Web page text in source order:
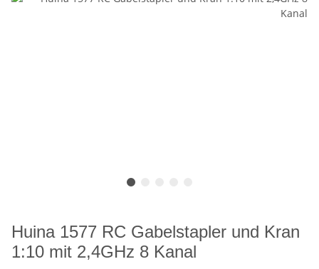
Huina 1577 RC Gabelstapler und Kran
1:10 mit 2,4GHz 8 Kanal